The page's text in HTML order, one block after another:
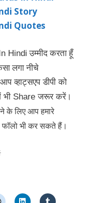
Story
Quotes
Hindi उम्मीद करता हूँ
लगा नीचे
व्हाट्सएप डीपीको
Share जरूर करें।
के लिए आप हमारे
फॉलो भी कर सकते हैं।